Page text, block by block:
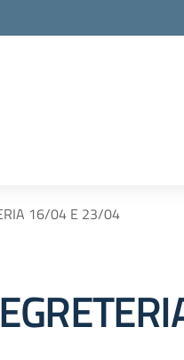
16/04 E 23/04